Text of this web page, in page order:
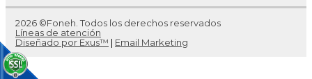
2026 ©Foneh. Todos los derechos reservados
Líneas de atención
Diseñado por Exus™ | Email Marketing